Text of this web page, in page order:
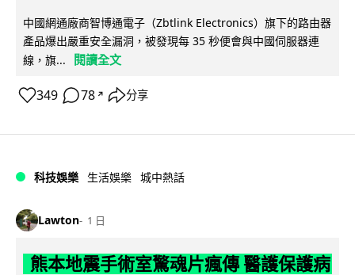
中國網通廠商智博通電子（Zbtlink Electronics）旗下的路由器
產品爆出嚴重安全漏洞，被發現每 35 秒便會與中國伺服器連
線，旗...
閱讀全文
349 78 ↗ 分享
科技娛樂 生活娛樂 城中熱話
Lawton 1 日
熊本地震手術室驚魂片瘋傳 醫護保護病